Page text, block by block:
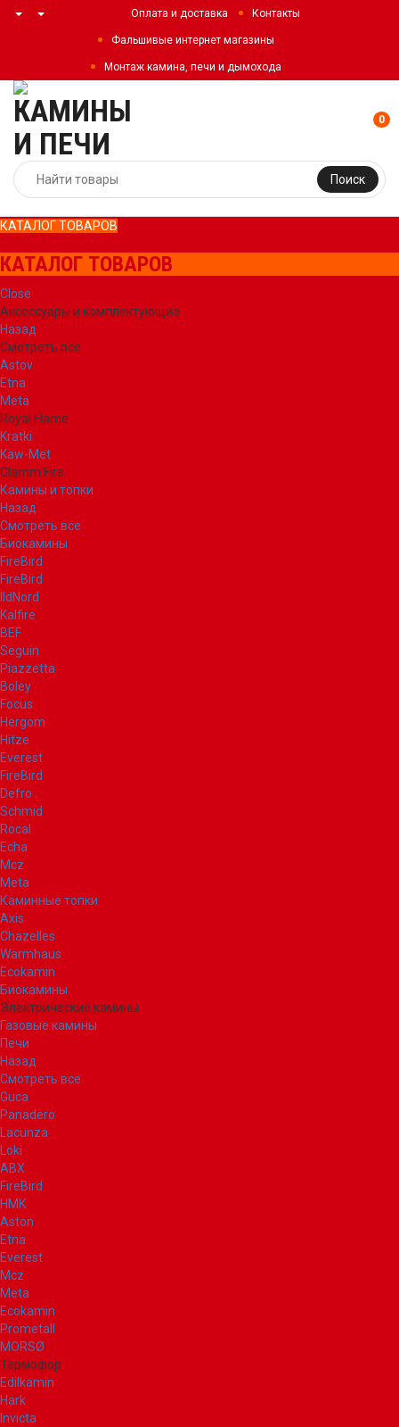
Оплата и доставка Контакты
Фальшивые интернет магазины
Монтаж камина, печи и дымохода
Поиск
0
КАТАЛОГ ТОВАРОВ
КАТАЛОГ ТОВАРОВ
Close
Аксессуары и комплектующие
Назад
Смотреть все
Astov
Etna
Meta
Royal Flame
Kratki
Kaw-Met
Glamm Fire
Камины и топки
Назад
Смотреть все
Биокамины
FireBird
FireBird
IldNord
Kalfire
BEF
Seguin
Piazzetta
Boley
Focus
Hergom
Hitze
Everest
FireBird
Defro
Schmid
Rocal
Echa
Mcz
Meta
Каминные топки
Axis
Chazelles
Warmhaus
Ecokamin
Биокамины
Электрические камины
Газовые камины
Печи
Назад
Смотреть все
Guca
Panadero
Lacunza
Loki
ABX
FireBird
НМК
Aston
Etna
Everest
Mcz
Meta
Ecokamin
Prometall
MORSØ
Термофор
Edilkamin
Hark
Invicta